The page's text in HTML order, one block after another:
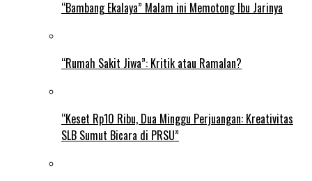
“Bambang Ekalaya” Malam ini Memotong Ibu Jarinya
“Rumah Sakit Jiwa”: Kritik atau Ramalan?
“Keset Rp10 Ribu, Dua Minggu Perjuangan: Kreativitas
SLB Sumut Bicara di PRSU”